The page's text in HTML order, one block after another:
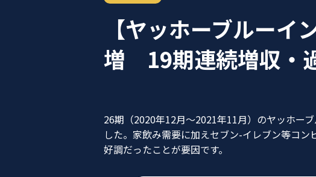
【ヤッホーブルー
増 19期連続増収・
26期（2020年12月〜2021年11月）のヤッホー
した。家飲み需要に加えセブン-イレブン等コ
好調だったことが要因です。